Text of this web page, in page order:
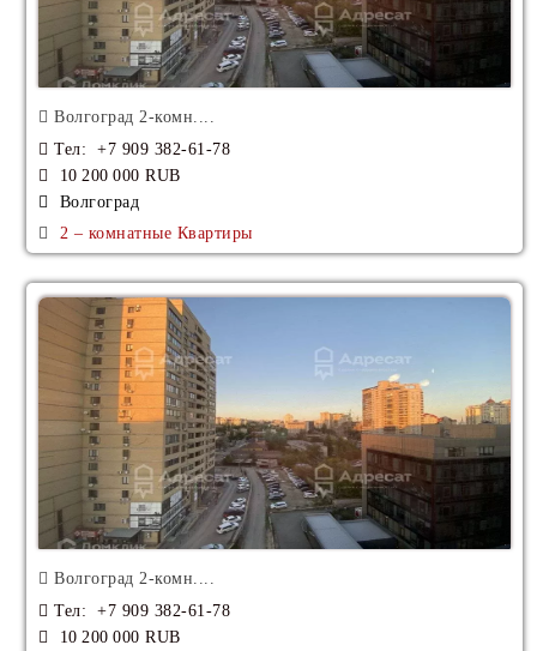
Волгоград 2-комн....
Тел: +7 909 382-61-78
10 200 000 RUB
Волгоград
2 – комнатные Квартиры
Волгоград 2-комн....
Тел: +7 909 382-61-78
10 200 000 RUB